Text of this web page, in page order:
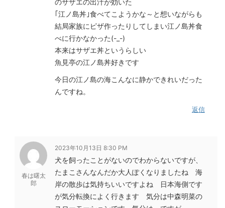
｢江ノ島丼｣食べてこようかな～と想いながらも
結局家族にピザ作ったりしてしまい江ノ島丼食
べに行かなかった(-_-)
本来はサザエ丼というらしい
魚見亭の江ノ島丼好きです
今日の江ノ島の海こんなに静かできれいだった
んですね。
返信
春は曙太
郎
2023年10月13日 8:30 PM
犬を飼ったことがないのでわからないですが、
たまこさんなんだか大人ぽくなりましたね 海
岸の散歩は気持ちいいですよね 日本海側です
が気分転換によく行きます 気分は中森明菜の